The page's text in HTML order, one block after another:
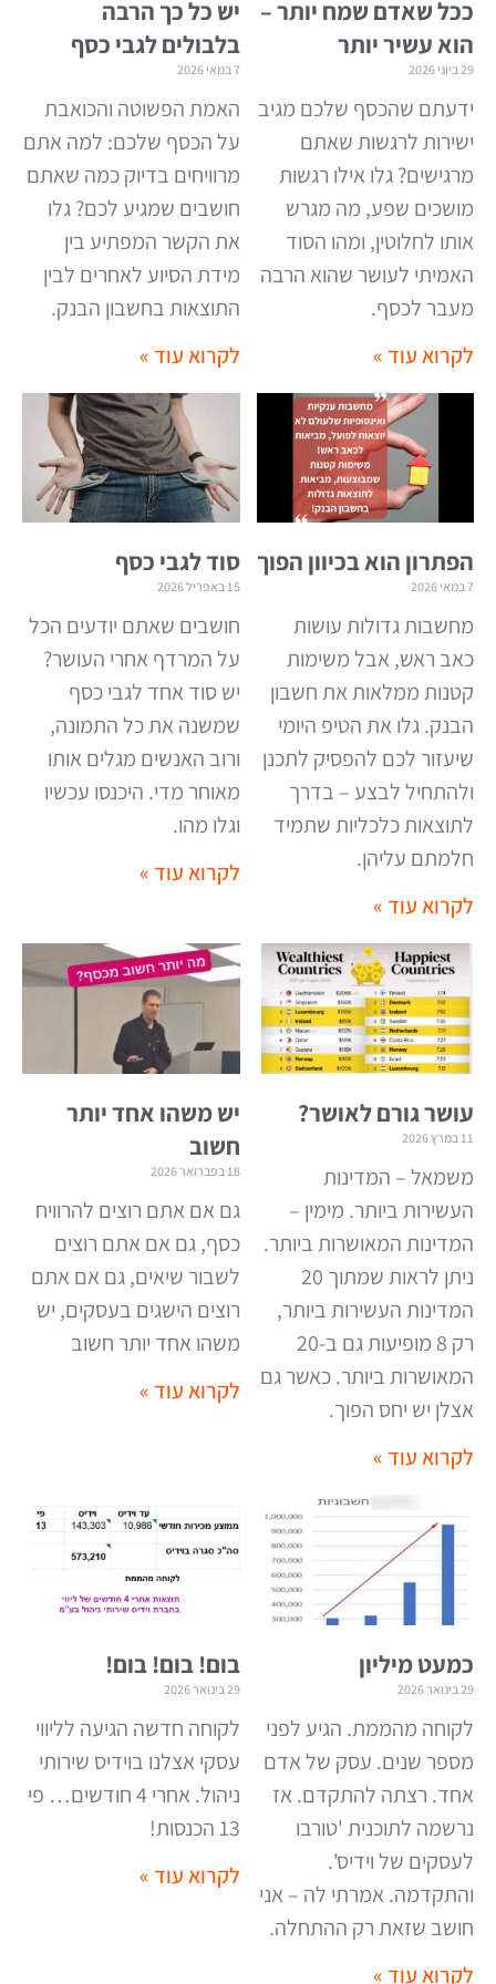
ככל שאדם שמח יותר –
הוא עשיר יותר
29 ביוני 2026
ידעתם שהכסף שלכם מגיב
ישירות לרגשות שאתם
מרגישים? גלו אילו רגשות
מושכים שפע, מה מגרש
אותו לחלוטין, ומהו הסוד
האמיתי לעושר שהוא הרבה
מעבר לכסף.
לקרוא עוד »
יש כל כך הרבה
בלבולים לגבי כסף
7 במאי 2026
האמת הפשוטה והכואבת
על הכסף שלכם: למה אתם
מרוויחים בדיוק כמה שאתם
חושבים שמגיע לכם? גלו
את הקשר המפתיע בין
מידת הסיוע לאחרים לבין
התוצאות בחשבון הבנק.
לקרוא עוד »
הפתרון הוא בכיוון הפוך
7 במאי 2026
מחשבות גדולות עושות
כאב ראש, אבל משימות
קטנות ממלאות את חשבון
הבנק. גלו את הטיפ היומי
שיעזור לכם להפסיק לתכנן
ולהתחיל לבצע – בדרך
לתוצאות כלכליות שתמיד
חלמתם עליהן.
לקרוא עוד »
סוד לגבי כסף
15 באפריל 2026
חושבים שאתם יודעים הכל
על המרדף אחרי העושר?
יש סוד אחד לגבי כסף
שמשנה את כל התמונה,
ורוב האנשים מגלים אותו
מאוחר מדי. היכנסו עכשיו
וגלו מהו.
לקרוא עוד »
עושר גורם לאושר?
11 במרץ 2026
משמאל – המדינות
העשירות ביותר. מימין –
המדינות המאושרות ביותר.
ניתן לראות שמתוך 20
המדינות העשירות ביותר,
רק 8 מופיעות גם ב-20
המאושרות ביותר. כאשר גם
אצלן יש יחס הפוך.
לקרוא עוד »
יש משהו אחד יותר
חשוב
18 בפברואר 2026
גם אם אתם רוצים להרוויח
כסף, גם אם אתם רוצים
לשבור שיאים, גם אם אתם
רוצים הישגים בעסקים, יש
משהו אחד יותר חשוב
לקרוא עוד »
כמעט מיליון
29 בינואר 2026
לקוחה מהממת. הגיע לפני
מספר שנים. עסק של אדם
אחד. רצתה להתקדם. אז
נרשמה לתוכנית 'טורבו
לעסקים של וידיס'.
והתקדמה. אמרתי לה – אני
חושב שזאת רק ההתחלה.
לקרוא עוד »
בום! בום! בום!
29 בינואר 2026
לקוחה חדשה הגיעה לליווי
עסקי אצלנו בוידיס שירותי
ניהול. אחרי 4 חודשים… פי
13 הכנסות!
לקרוא עוד »